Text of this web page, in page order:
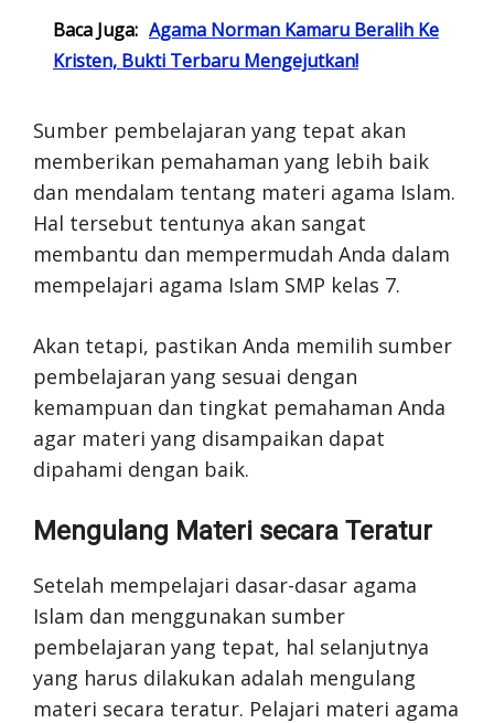
Baca Juga: Agama Norman Kamaru Beralih Ke
Kristen, Bukti Terbaru Mengejutkan!
Sumber pembelajaran yang tepat akan
memberikan pemahaman yang lebih baik
dan mendalam tentang materi agama Islam.
Hal tersebut tentunya akan sangat
membantu dan mempermudah Anda dalam
mempelajari agama Islam SMP kelas 7.
Akan tetapi, pastikan Anda memilih sumber
pembelajaran yang sesuai dengan
kemampuan dan tingkat pemahaman Anda
agar materi yang disampaikan dapat
dipahami dengan baik.
Mengulang Materi secara Teratur
Setelah mempelajari dasar-dasar agama
Islam dan menggunakan sumber
pembelajaran yang tepat, hal selanjutnya
yang harus dilakukan adalah mengulang
materi secara teratur. Pelajari materi agama